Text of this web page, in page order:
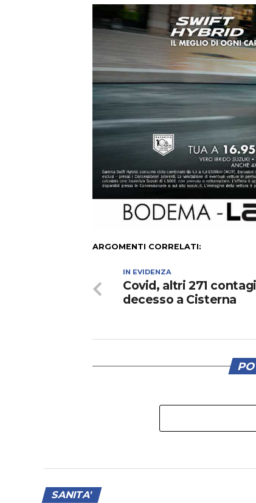
ARGOMENTI CORRELATI:
IN EVIDENZA
Covid, altri 271
decesso a Cisterna
SANITA'